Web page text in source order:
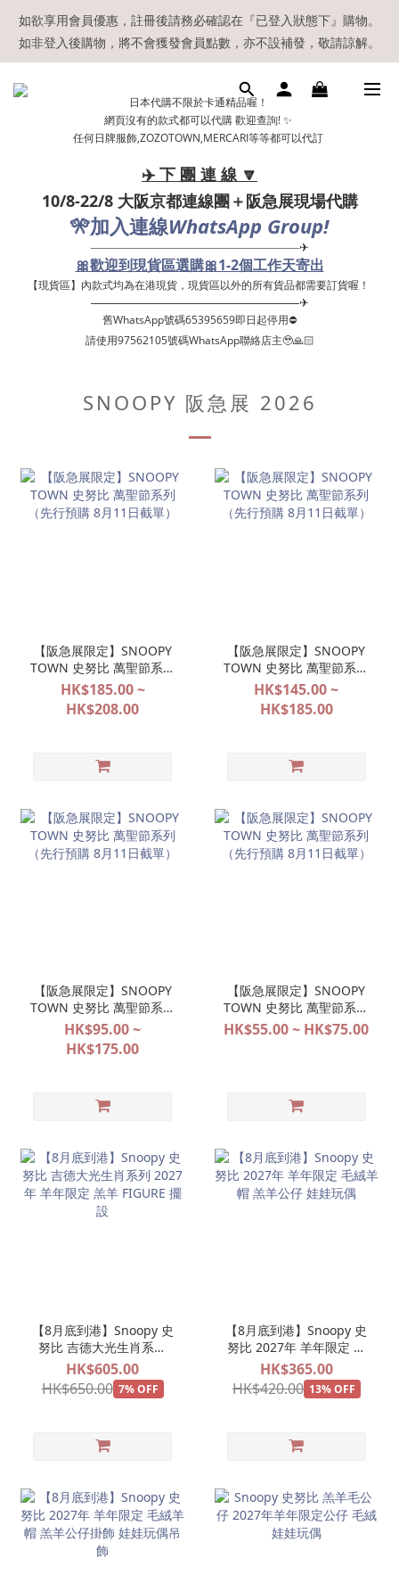
【現貨區】內款式均為在港現貨，現貨區以外的所有貨品都需要訂
貨喔！
如欲享用會員優惠，註冊後請務必確認在『已登入狀態下』購物。
如非登入後購物，將不會獲發會員點數，亦不設補發，敬請諒解。
溫馨提示：所有順豐快遞／本地及國際郵遞寄出後，本店只會以電
郵通知出貨，下單後敬請留意電郵信箱。
【現貨區】內款式均為在港現貨，現貨區以外的所有貨品都需要訂
貨喔！
日本代購不限於卡通精品喔！
網頁沒有的款式都可以代購 歡迎查詢! ✨
任何日牌服飾,ZOZOTOWN,MERCARI等等都可以代訂
✈️ 下 團 連 線 🔽
10/8-22/8 大阪京都連線團＋阪急展現場代購
🎌加入連線WhatsApp Group!
——————————————————✈
🎀歡迎到現貨區選購🎀1-2個工作天寄出
【現貨區】內款式均為在港現貨，現貨區以外的所有貨品都需要訂貨喔！ ​
——————————————————✈
舊WhatsApp號碼65395659即日起停用⛔️
請使用97562105號碼WhatsApp聯絡店主🥹🙏🏻
SNOOPY 阪急展 2026
【阪急展限定】SNOOPY
TOWN 史努比 萬聖節系列
（先行預購 8月11日截
單）
HK$185.00 ~
HK$208.00
【阪急展限定】SNOOPY
TOWN 史努比 萬聖節系列
（先行預購 8月11日截
單）
HK$145.00 ~
HK$185.00
【阪急展限定】SNOOPY
TOWN 史努比 萬聖節系列
（先行預購 8月11日截
單）
HK$95.00 ~
HK$175.00
【阪急展限定】SNOOPY
TOWN 史努比 萬聖節系列
（先行預購 8月11日截
HK$55.00 ~ HK$75.00
【8月底到港】Snoopy 史
努比 吉德大光生肖系列
2027年 羊年限定 羔羊
FIGURE 擺設
HK$605.00
HK$650.00 7% OFF
【8月底到港】Snoopy 史
努比 2027年 羊年限定 毛
絨羊帽 羔羊公仔 娃娃玩偶
HK$365.00
HK$420.00 13% OFF